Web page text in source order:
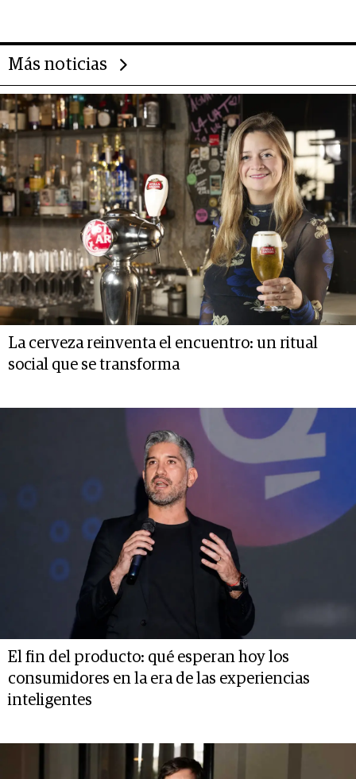
Más noticias
La cerveza reinventa el encuentro: un ritual
social que se transforma
El fin del producto: qué esperan hoy los
consumidores en la era de las experiencias
inteligentes